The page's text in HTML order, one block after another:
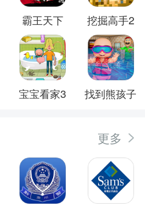
霸王天下 挖掘高手2
宝宝看家3 找到熊孩子
更多